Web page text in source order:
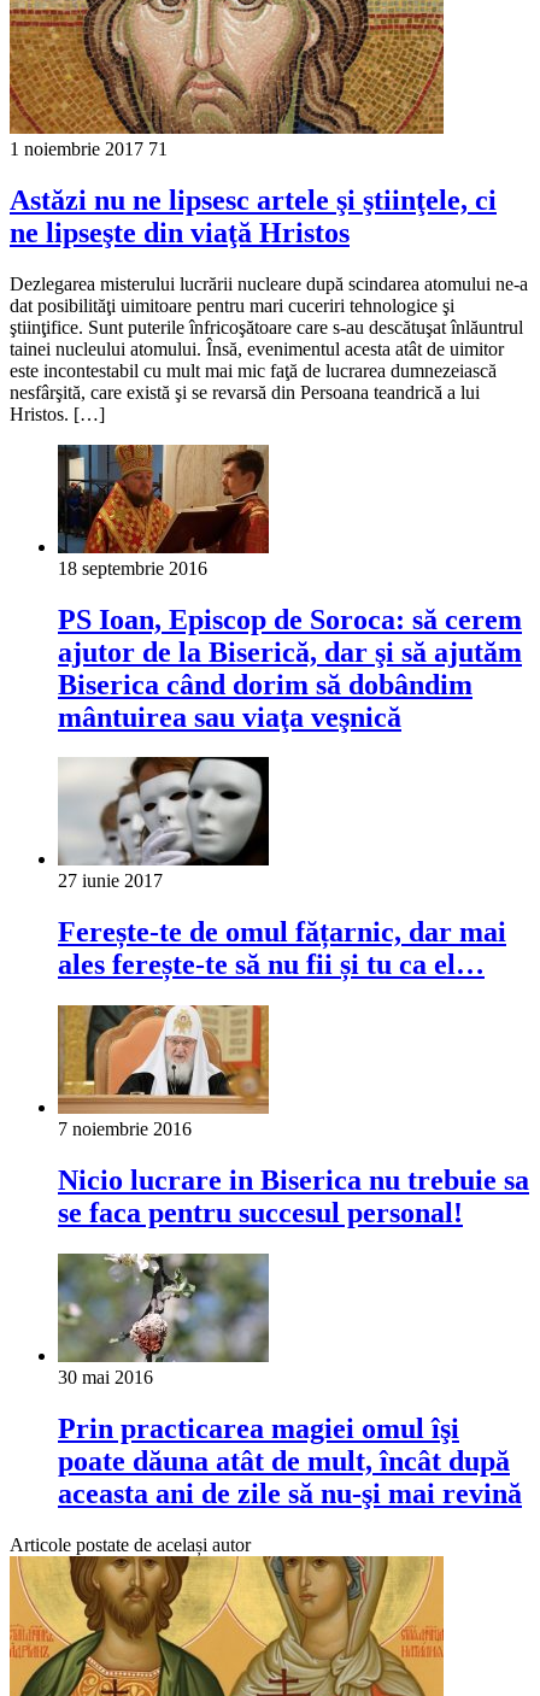
1 noiembrie 2017 71
Astăzi nu ne lipsesc artele şi ştiinţele, ci
ne lipseşte din viaţă Hristos
Dezlegarea misterului lucrării nucleare după scindarea atomului ne-a
dat posibilităţi uimitoare pentru mari cuceriri tehnologice şi
ştiinţifice. Sunt puterile înfricoşătoare care s-au descătuşat înlăuntrul
tainei nucleului atomului. Însă, evenimentul acesta atât de uimitor
este incontestabil cu mult mai mic faţă de lucrarea dumnezeiască
nesfârşită, care există şi se revarsă din Persoana teandrică a lui
Hristos. […]
18 septembrie 2016
PS Ioan, Episcop de Soroca: să cerem
ajutor de la Biserică, dar şi să ajutăm
Biserica când dorim să dobândim
mântuirea sau viaţa veşnică
27 iunie 2017
Ferește-te de omul fățarnic, dar mai
ales ferește-te să nu fii și tu ca el…
7 noiembrie 2016
Nicio lucrare in Biserica nu trebuie sa
se faca pentru succesul personal!
30 mai 2016
Prin practicarea magiei omul îşi
poate dăuna atât de mult, încât după
aceasta ani de zile să nu-şi mai revină
Articole postate de același autor